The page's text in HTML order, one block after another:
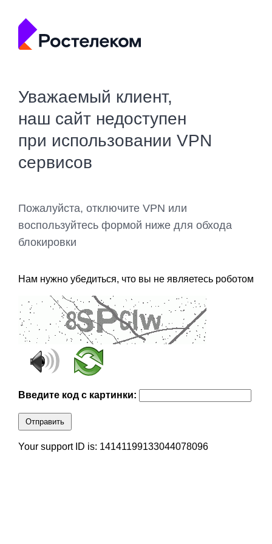
Уважаемый клиент,
наш сайт недоступен
при использовании VPN
сервисов
Пожалуйста, отключите VPN или
воспользуйтесь формой ниже для обхода
блокировки
Нам нужно убедиться, что вы не являетесь роботом
Введите код с картинки:
Отправить
Your support ID is: 14141199133044078096